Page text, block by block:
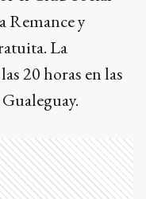
Remance y
La
20 horas en las